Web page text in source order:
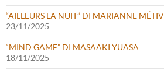
“AILLEURS LA NUIT” DI MARIANNE
23/11/2025
“MIND GAME” DI MASAAKI YUASA
18/11/2025